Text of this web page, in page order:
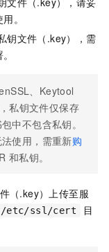
。
钥文件（.key），需
、Keytool
私钥文件仅保存
中不包含私钥。
使用，需重新购
和私钥。
（.key）上传至服
/etc/ssl/cert
目